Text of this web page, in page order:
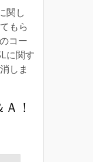
関し
もら
コー
に関す
しま
！